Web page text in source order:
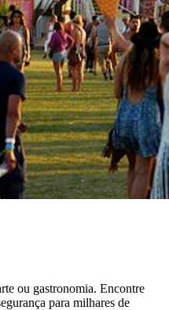
ou gastronomia. Encontre
para milhares de